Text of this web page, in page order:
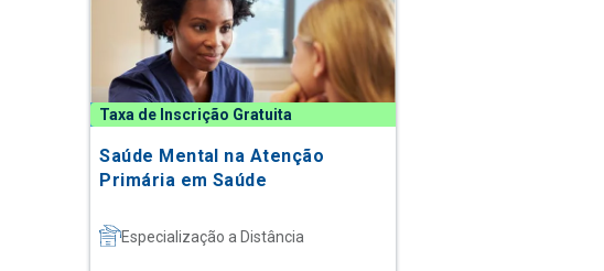
Taxa de Inscrição Gratuita
Saúde Mental na Atenção
Primária em Saúde
Especialização a Distância